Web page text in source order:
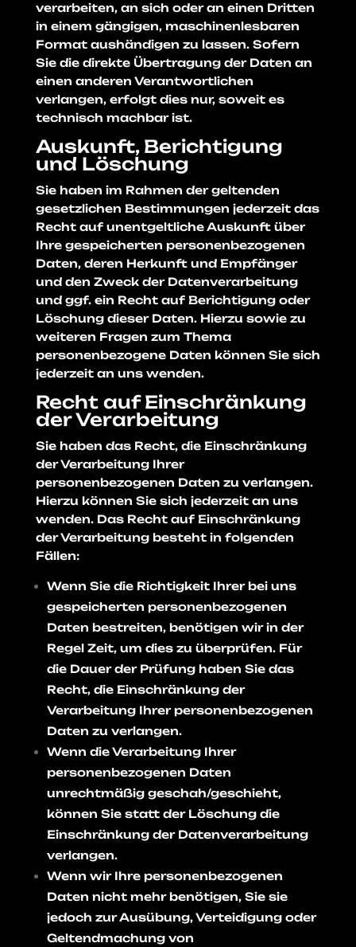
verarbeiten, an sich oder an einen Dritten
in einem gängigen, maschinenlesbaren
Format aushändigen zu lassen. Sofern
Sie die direkte Übertragung der Daten an
einen anderen Verantwortlichen
verlangen, erfolgt dies nur, soweit es
technisch machbar ist.
Auskunft, Berichtigung
und Löschung
Sie haben im Rahmen der geltenden
gesetzlichen Bestimmungen jederzeit das
Recht auf unentgeltliche Auskunft über
Ihre gespeicherten personenbezogenen
Daten, deren Herkunft und Empfänger
und den Zweck der Datenverarbeitung
und ggf. ein Recht auf Berichtigung oder
Löschung dieser Daten. Hierzu sowie zu
weiteren Fragen zum Thema
personenbezogene Daten können Sie sich
jederzeit an uns wenden.
Recht auf Einschränkung
der Verarbeitung
Sie haben das Recht, die Einschränkung
der Verarbeitung Ihrer
personenbezogenen Daten zu verlangen.
Hierzu können Sie sich jederzeit an uns
wenden. Das Recht auf Einschränkung
der Verarbeitung besteht in folgenden
Fällen:
Wenn Sie die Richtigkeit Ihrer bei uns
gespeicherten personenbezogenen
Daten bestreiten, benötigen wir in der
Regel Zeit, um dies zu überprüfen. Für
die Dauer der Prüfung haben Sie das
Recht, die Einschränkung der
Verarbeitung Ihrer personenbezogenen
Daten zu verlangen.
Wenn die Verarbeitung Ihrer
personenbezogenen Daten
unrechtmäßig geschah/geschieht,
können Sie statt der Löschung die
Einschränkung der Datenverarbeitung
verlangen.
Wenn wir Ihre personenbezogenen
Daten nicht mehr benötigen, Sie sie
jedoch zur Ausübung, Verteidigung oder
Geltendmachung von